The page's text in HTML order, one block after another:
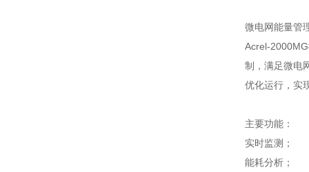
微电网能量管
Acrel-
制，满足微电
优化运行，实
主要功能：
实时监测；
能耗分析；